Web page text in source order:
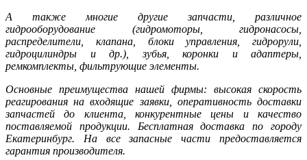
А также многие другие запчасти, различное
гидрооборудование (гидромоторы, гидронасосы,
распределители, клапана, блоки управления, гидрорули,
гидроцилиндры и др.), зубья, коронки и адаптеры,
ремкомплекты, фильтрующие элементы.
Основные преимущества нашей фирмы: высокая скорость
реагирования на входящие заявки, оперативность доставки
запчастей до клиента, конкурентные цены и качество
поставляемой продукции. Бесплатная доставка по городу
Екатеринбург. На все запасные части предоставляется
гарантия производителя.